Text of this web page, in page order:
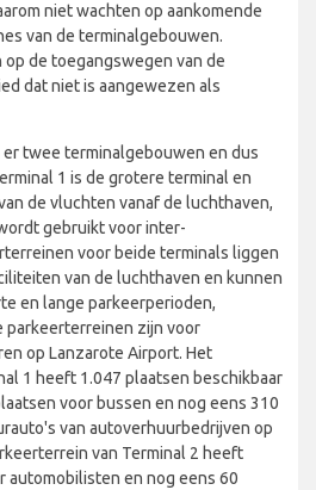
niet wachten op aankomende
van de terminalgebouwen.
de toegangswegen van de
dat niet is aangewezen als
twee terminalgebouwen en dus
1 is de grotere terminal en
de vluchten vanaf de luchthaven,
gebruikt voor inter-
voor beide terminals liggen
van de luchthaven en kunnen
en lange parkeerperioden,
parkeerterreinen zijn voor
op Lanzarote Airport. Het
1 heeft 1.047 plaatsen beschikbaar
voor bussen en nog eens 310
van autoverhuurbedrijven op
van Terminal 2 heeft
automobilisten en nog eens 60